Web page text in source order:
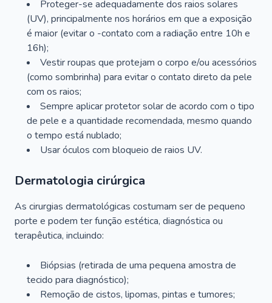
Proteger-se adequadamente dos raios solares
(UV), principalmente nos horários em que a exposição
é maior (evitar o -contato com a radiação entre 10h e
16h);
Vestir roupas que protejam o corpo e/ou acessórios
(como sombrinha) para evitar o contato direto da pele
com os raios;
Sempre aplicar protetor solar de acordo com o tipo
de pele e a quantidade recomendada, mesmo quando
o tempo está nublado;
Usar óculos com bloqueio de raios UV.
Dermatologia cirúrgica
As cirurgias dermatológicas costumam ser de pequeno
porte e podem ter função estética, diagnóstica ou
terapêutica, incluindo:
Biópsias (retirada de uma pequena amostra de
tecido para diagnóstico);
Remoção de cistos, lipomas, pintas e tumores;